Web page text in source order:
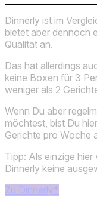
Dinnerly ist im
bietet aber dennoch
Qualität an.
Das hat allerdings
keine Boxen für 3
weniger als 2
Wenn Du aber
möchtest, bist Du
Gerichte pro Woche
Tipp: Als einzige
Dinnerly keine
Zu Dinnerly*